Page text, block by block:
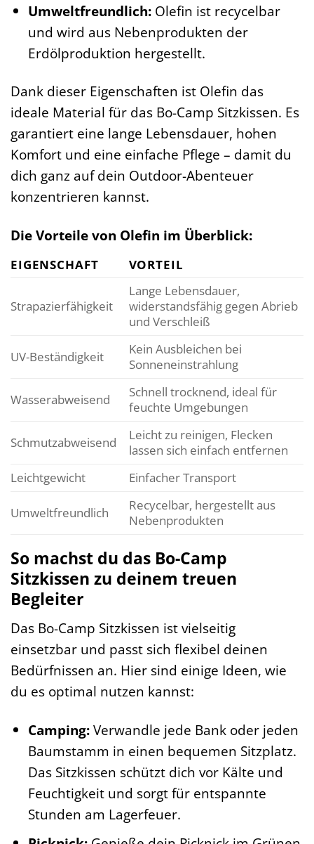
Umweltfreundlich:Olefin ist recycelbar
und wird aus Nebenprodukten der
Erdölproduktion hergestellt.
Dank dieser Eigenschaften ist Olefin das
ideale Material für das Bo-Camp Sitzkissen. Es
garantiert eine lange Lebensdauer, hohen
Komfort und eine einfache Pflege – damit du
dich ganz auf dein Outdoor-Abenteuer
konzentrieren kannst.
Die Vorteile von Olefin im Überblick:
EIGENSCHAFT VORTEIL
Strapazierfähigkeit
Lange Lebensdauer,
widerstandsfähig gegen Abrieb
und Verschleiß
UV-Beständigkeit
Kein Ausbleichen bei
Sonneneinstrahlung
Wasserabweisend
Schnell trocknend, ideal für
feuchte Umgebungen
Schmutzabweisend
Leicht zu reinigen, Flecken
lassen sich einfach entfernen
Leichtgewicht
Einfacher Transport
Umweltfreundlich
Recycelbar, hergestellt aus
Nebenprodukten
So machst du das Bo-Camp
Sitzkissen zu deinem treuen
Begleiter
Das Bo-Camp Sitzkissen ist vielseitig
einsetzbar und passt sich flexibel deinen
Bedürfnissen an. Hier sind einige Ideen, wie
du es optimal nutzen kannst:
Camping:Verwandle jede Bank oder jeden
Baumstamm in einen bequemen Sitzplatz.
Das Sitzkissen schützt dich vor Kälte und
Feuchtigkeit und sorgt für entspannte
Stunden am Lagerfeuer.